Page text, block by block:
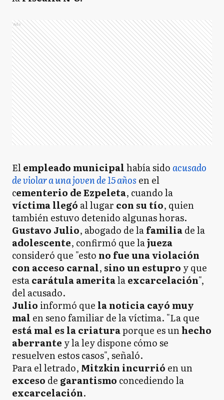
Ads
Elempleado municipalhabía sidoacusado
de violar a una joven de 15 años en el
cementerio de Ezpeleta, cuando la
víctima llegó al lugar con su tío, quien
también estuvo detenido algunas horas.
Gustavo Julio, abogado de lafamiliade la
adolescente, confirmó que lajueza
consideró que "esto no fue una violación
con acceso carnal, sino un estupro y que
estacarátulaameritalaexcarcelación",
del acusado.
Julio informó que la noticia cayó muy
mal en seno familiar de la víctima. "La que
está mal es la criaturaporque es unhecho
aberrante y la ley dispone cómo se
resuelven estos casos", señaló.
Para el letrado, Mitzkin incurrió en un
exceso de garantismo concediendo la
excarcelación.